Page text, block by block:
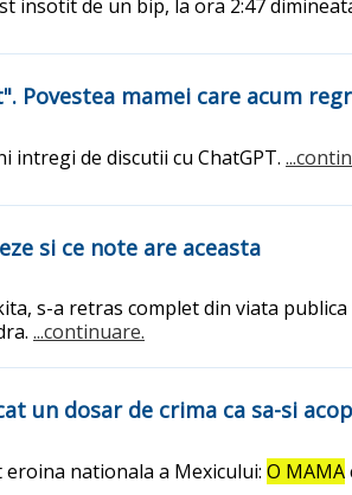
de un bip, la ora 2:47
Povestea mamei care acum
intregi de discutii cu ChatGPT.
si ce note are aceasta
s-a retras complet din viata
...continuare.
un dosar de crima ca sa-si
eroina nationala a Mexicului: O MAMA